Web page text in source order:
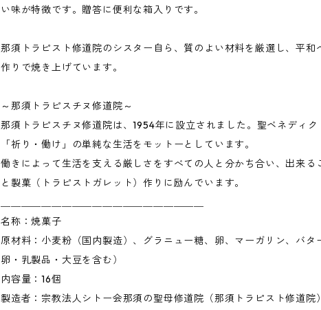
い味が特徴です。贈答に便利な箱入りです。
那須トラピスト修道院のシスター自ら、質のよい材料を厳選し、平和
作りで焼き上げています。
～那須トラピスチヌ修道院～
那須トラピスチヌ修道院は、1954年に設立されました。聖ベネディク
「祈り・働け」の単純な生活をモットーとしています。
働きによって生活を支える厳しさをすべての人と分かち合い、出来る
と製菓（トラピストガレット）作りに励んでいます。
名称：焼菓子
原材料：小麦粉（国内製造）、グラニュー糖、卵、マーガリン、バタ
卵・乳製品・大豆を含む）
内容量：16個
製造者：宗教法人シトー会那須の聖母修道院（那須トラピスト修道院